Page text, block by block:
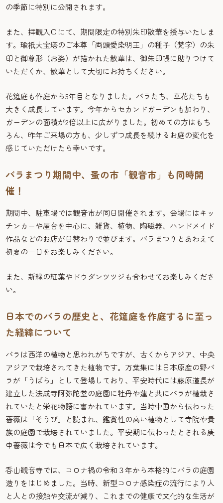
の季節に特別に公開されます。
また、拝観入口にて、期間限定の特別朱印散華を授与いたしま
す。瑜祇大宝塔のご本尊「両頭愛染明王」の種子（梵字）の朱
印と御尊形（お姿）が描かれた散華は、御朱印帳に貼りつけて
いただくか、散華として大切にお持ちください。
花筵庭も作庭から5年目となりました。バラたち、草花たちも
大きく成長しています。今年からセカンドガーデンも加わり、
ガーデンの面積が2倍以上に広がりました。初めての方はもち
ろん、昨年ご来場の方も、少しずつ成長を続けるお庭の変化を
感じていただけたら幸いです。
バラまつり期間中、蚤の市「観音市」も同時開
催！
期間中、駐車場では観音市が同日開催されます。会場にはキッ
チンカーや屋台を中心に、雑貨、植物、陶磁器、ハンドメイド
作品などのお店が日替わりで並びます。バラまつりとあわえて
初夏の一日をお楽しみください。
また、新緑の紅葉やドウダンツツジも合わせてお楽しみくださ
い。
日本でのバラの歴史と、花筵庭を作庭するに至っ
た経緯について
バラは西洋の植物と思われがちですが、古くからアジア、中央
アジアで栽培されてきた植物です。万葉集には日本原産の野バ
ラが「うばら」として登場しており、平安時代には藤原道長が
建立した法成寺阿弥陀堂の庭園に牡丹や蓮と共にバラが植栽さ
れていたと栄花物語に書かれています。当時中国から伝わった
薔薇は「そうび」と読まれ、鑑賞性の高い植物として寺院や貴
族の庭園で栽培されていました。平安期に伝わったとされる庚
申薔薇は今でも日本で広く栽培されています。
呑山観音寺では、コロナ禍の令和３年から本格的にバラの庭園
造りをはじめました。当時、新型コロナ感染症の流行により人
と人との接触や交流が減り、これまでの健康で文化的な生活が